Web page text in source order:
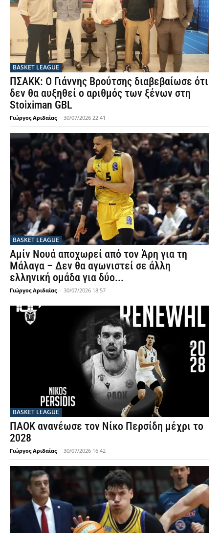
BASKET LEAGUE
ΠΣΑΚΚ: Ο Γιάννης Βρούτσης διαβεβαίωσε ότι
δεν θα αυξηθεί ο αριθμός των ξένων στη
Stoiximan GBL
Γιώργος Αριδαίας - 30/07/2026 22:41
BASKET LEAGUE
Αμίν Νουά αποχωρεί από τον Άρη για τη
Μάλαγα – Δεν θα αγωνιστεί σε άλλη
ελληνική ομάδα για δύο...
Γιώργος Αριδαίας - 30/07/2026 18:57
BASKET LEAGUE
ΠΑΟΚ ανανέωσε τον Νίκο Περσίδη μέχρι το
2028
Γιώργος Αριδαίας - 30/07/2026 16:42